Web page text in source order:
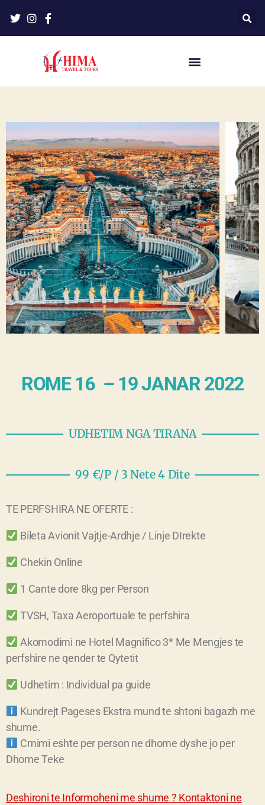
ROME 16 – 19 JANAR 2022
UDHETIM NGA TIRANA
99 €/P / 3 Nete 4 Dite
TE PERFSHIRA NE OFERTE :
Bileta Avionit Vajtje-Ardhje / Linje DIrekte
Chekin Online
1 Cante dore 8kg per Person
TVSH, Taxa Aeroportuale te perfshira
Akomodimi ne Hotel Magnifico 3* Me Mengjes te
perfshire ne qender te Qytetit
Udhetim : Individual pa guide
Kundrejt Pageses Ekstra mund te shtoni bagazh me
shume.
Cmimi eshte per person ne dhome dyshe jo per
Dhome Teke
Deshironi te Informoheni me shume ? Kontaktoni ne